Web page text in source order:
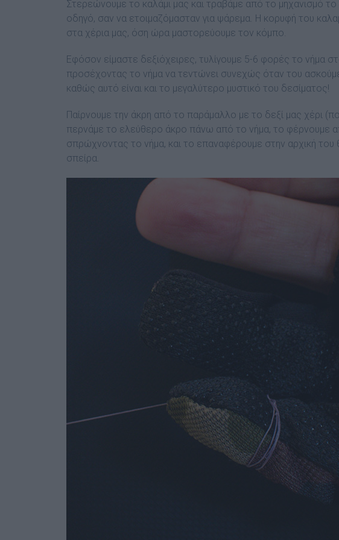
Στερεώνουµε το καλάµι µας και τραβάµε από το µηχανισµό
οδηγό, σαν να ετοιµαζόµασταν για ψάρεµα. Η κορυφή του
στα χέρια µας, όση ώρα µαστορεύουµε τον κόµπο.
Εφόσον είµαστε δεξιόχειρες, τυλίγουµε 5-6 φορές το νήµα
προσέχοντας το νήµα να τεντώνει συνεχώς όταν του
καθώς αυτό είναι και το µεγαλύτερο µυστικό του δεσίµατος!
Παίρνουµε την άκρη από το παράµαλλο µε το δεξί µας χέρι
περνάµε το ελεύθερο άκρο πάνω από το νήµα, το φέρνουµε
σπρώχνοντας το νήµα, και το επαναφέρουµε στην αρχική του
σπείρα.